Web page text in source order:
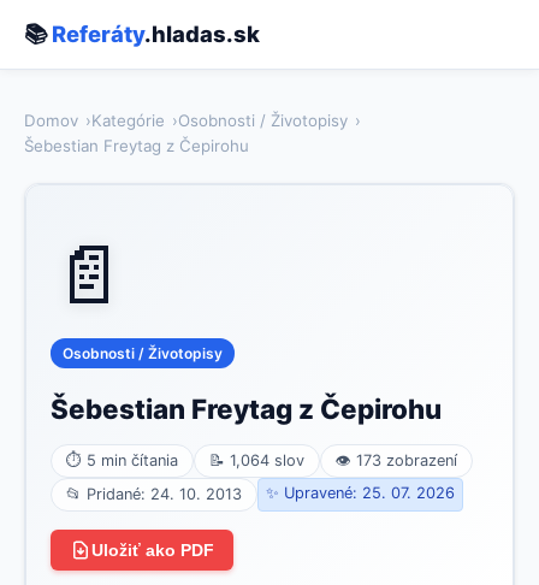
📚Referáty.hladas.sk
Domov Kategórie
Osobnosti / Životopisy
Šebestian Freytag z Čepirohu
📄
Osobnosti / Životopisy
Šebestian Freytag z Čepirohu
⏱ 5 min čítania 📝 1,064 slov
👁 173 zobrazení
📂 Pridané: 24. 10. 2013
✨ Upravené: 25. 07. 2026
Uložiť ako PDF